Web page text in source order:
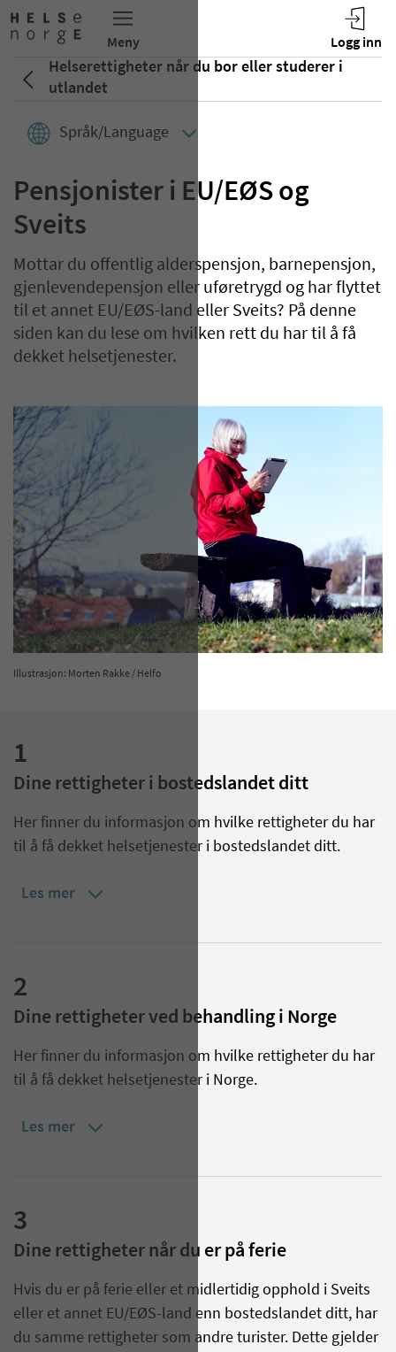
Helserettigheter når du bor eller studerer i
utlandet
Språk/Language
Pensjonister i EU/EØS og
Sveits
Mottar du offentlig alderspensjon, barnepensjon,
gjenlevendepensjon eller uføretrygd og har flyttet
til et annet EU/EØS-land eller Sveits? På denne
siden kan du lese om hvilken rett du har til å få
dekket helsetjenester.
Illustrasjon: Morten Rakke / Helfo
1
Dine rettigheter i bostedslandet ditt
Her finner du informasjon om hvilke rettigheter du har
til å få dekket helsetjenester i bostedslandet ditt.
Les mer
2
Dine rettigheter ved behandling i Norge
Her finner du informasjon om hvilke rettigheter du har
til å få dekket helsetjenester i Norge.
Les mer
3
Dine rettigheter når du er på ferie
Hvis du er på ferie eller et midlertidig opphold i Sveits
eller et annet EU/EØS-land enn bostedslandet ditt, har
du samme rettigheter som andre turister. Dette gjelder